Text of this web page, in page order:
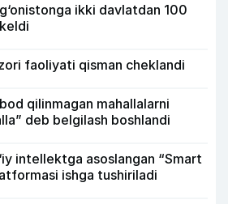
ikki davlatdan 100
faoliyati qisman cheklandi
qilinmagan mahallalarni
deb belgilash boshlandi
intellektga asoslangan “Smart
ishga tushiriladi